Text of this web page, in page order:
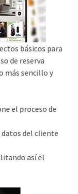
básicos para
de reserva
más sencillo y
el proceso de
datos del cliente
así el